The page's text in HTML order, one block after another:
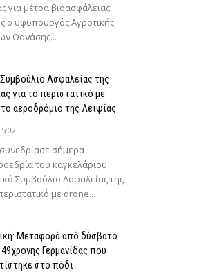
για μέτρα βιοασφάλειας
ο υφυπουργός Αγροτικής
Θανάσης...
Ασφαλείας της
για το περιστατικό με
αεροδρόμιο της Λειψίας
σήμερα
του καγκελάριου
Συμβούλιο Ασφαλείας της
με drone...
Μεταφορά από δύσβατο
Γερμανίδας που
στο πόδι